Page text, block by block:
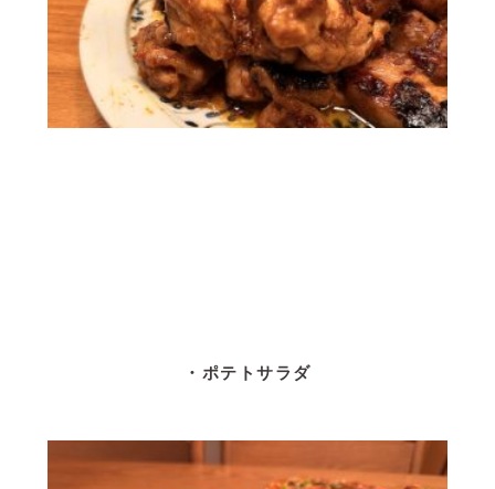
・ポテトサラダ